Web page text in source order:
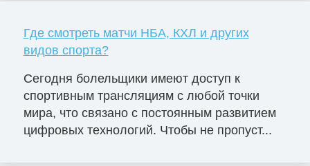
Где смотреть матчи НБА, КХЛ и других
видов спорта?
Сегодня болельщики имеют доступ к
спортивным трансляциям с любой точки
мира, что связано с постоянным развитием
цифровых технологий. Чтобы не пропуст...